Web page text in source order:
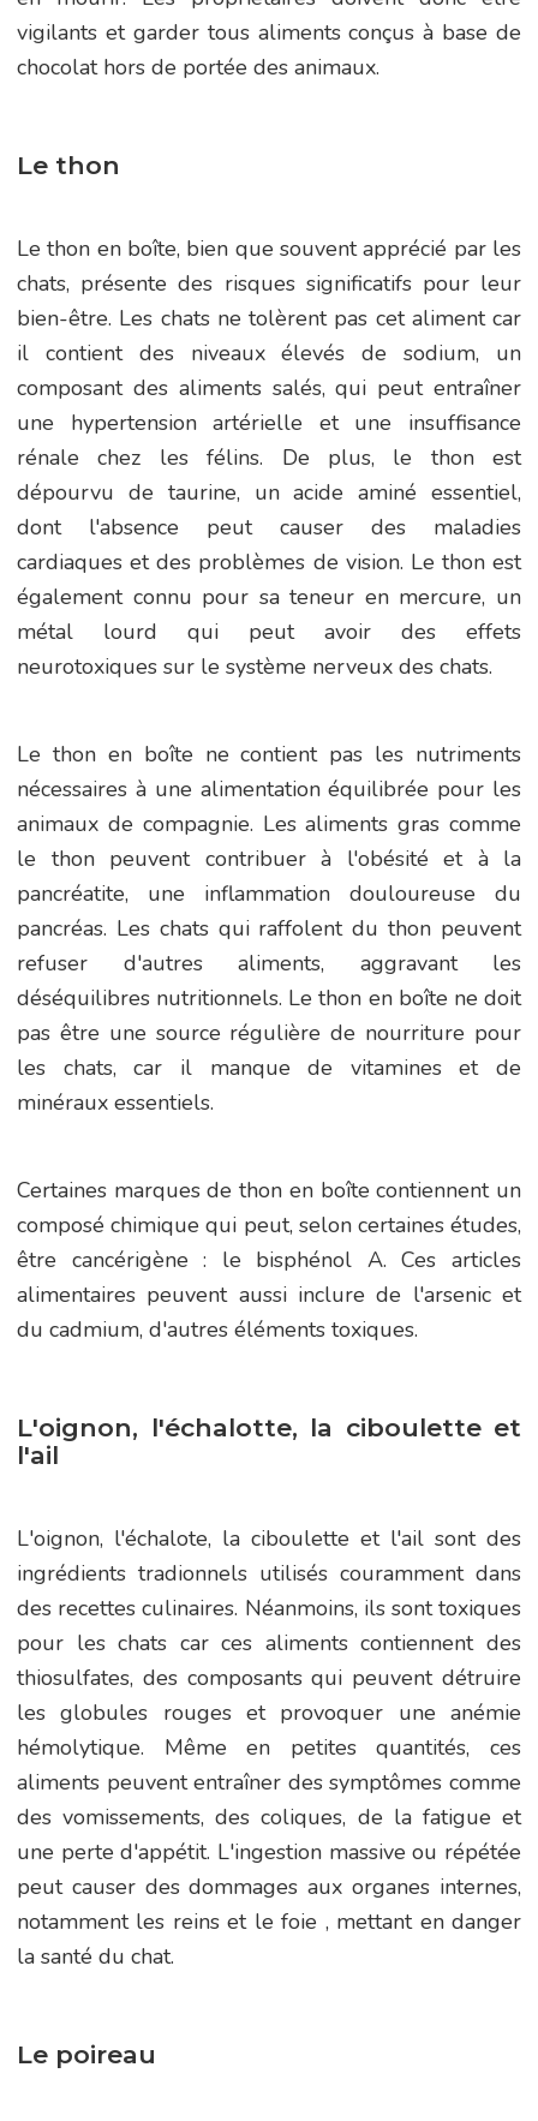
vigilants et garder tous aliments conçus à base de
chocolat hors de portée des animaux.
Le thon
Le thon en boîte, bien que souvent apprécié par les
chats, présente des risques significatifs pour leur
bien-être. Les chats ne tolèrent pas cet aliment car
il contient des niveaux élevés de sodium, un
composant des aliments salés, qui peut entraîner
une hypertension artérielle et une insuffisance
rénale chez les félins. De plus, le thon est
dépourvu de taurine, un acide aminé essentiel,
dont l'absence peut causer des maladies
cardiaques et des problèmes de vision. Le thon est
également connu pour sa teneur en mercure, un
métal lourd qui peut avoir des effets
neurotoxiques sur le système nerveux des chats.
Le thon en boîte ne contient pas les nutriments
nécessaires à une alimentation équilibrée pour les
animaux de compagnie. Les aliments gras comme
le thon peuvent contribuer à l'obésité et à la
pancréatite, une inflammation douloureuse du
pancréas. Les chats qui raffolent du thon peuvent
refuser d'autres aliments, aggravant les
déséquilibres nutritionnels. Le thon en boîte ne doit
pas être une source régulière de nourriture pour
les chats, car il manque de vitamines et de
minéraux essentiels.
Certaines marques de thon en boîte contiennent un
composé chimique qui peut, selon certaines études,
être cancérigène : le bisphénol A. Ces articles
alimentaires peuvent aussi inclure de l'arsenic et
du cadmium, d'autres éléments toxiques.
L'oignon, l'échalotte, la ciboulette et
l'ail
L'oignon, l'échalote, la ciboulette et l'ail sont des
ingrédients tradionnels utilisés couramment dans
des recettes culinaires. Néanmoins, ils sont toxiques
pour les chats car ces aliments contiennent des
thiosulfates, des composants qui peuvent détruire
les globules rouges et provoquer une anémie
hémolytique. Même en petites quantités, ces
aliments peuvent entraîner des symptômes comme
des vomissements, des coliques, de la fatigue et
une perte d'appétit. L'ingestion massive ou répétée
peut causer des dommages aux organes internes,
notamment les reins et le foie , mettant en danger
la santé du chat.
Le poireau